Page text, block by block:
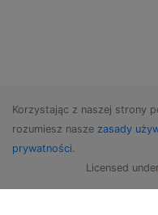
Korzystając z naszej strony
rozumiesz nasze zasady
prywatności.
Licensed